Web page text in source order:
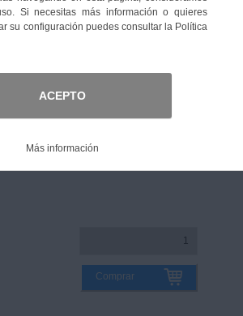
Color
Guía de tallas
Comprar